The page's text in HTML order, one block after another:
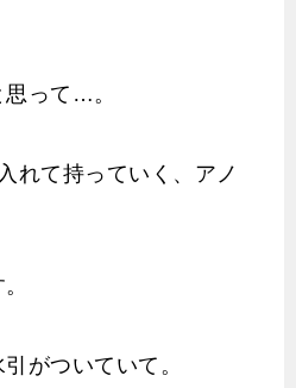
って…。
れて持っていく、アノ
がついていて。